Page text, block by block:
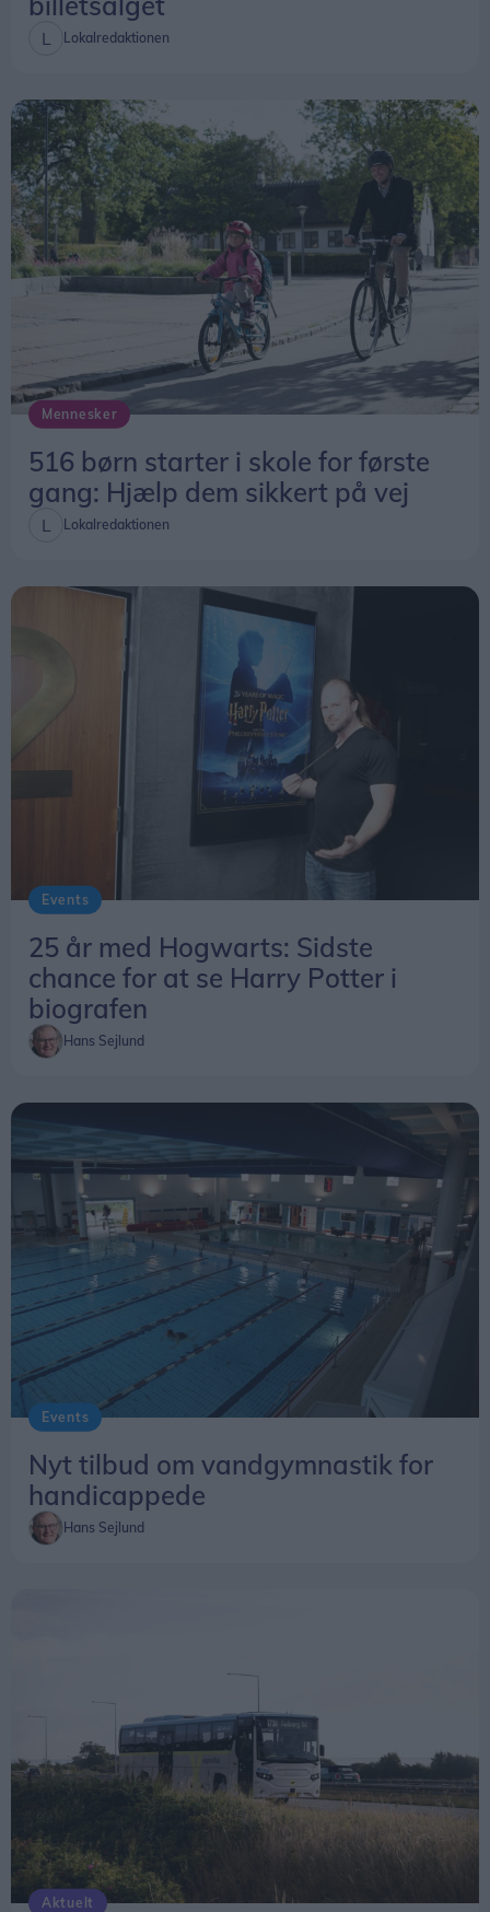
Lokalredaktionen
Mennesker
516 børn starter i skole for første
gang: Hjælp dem sikkert på vej
Lokalredaktionen
Events
25 år med Hogwarts: Sidste
chance for at se Harry Potter i
biografen
Hans Sejlund
Events
Nyt tilbud om vandgymnastik for
handicappede
Hans Sejlund
Aktuelt